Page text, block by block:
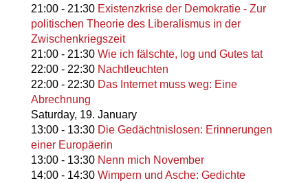
21:00- 21:30 Existenzkrise der Demokratie - Zur
politischen Theorie des Liberalismus in der
Zwischenkriegszeit
21:00- 21:30 Wie ich fälschte, log und Gutes tat
22:00- 22:30 Nachtleuchten
22:00- 22:30 Das Internet muss weg: Eine
Abrechnung
Saturday, 19. January
13:00- 13:30 Die Gedächtnislosen: Erinnerungen
einer Europäerin
13:00- 13:30 Nenn mich November
14:00- 14:30 Wimpern und Asche: Gedichte